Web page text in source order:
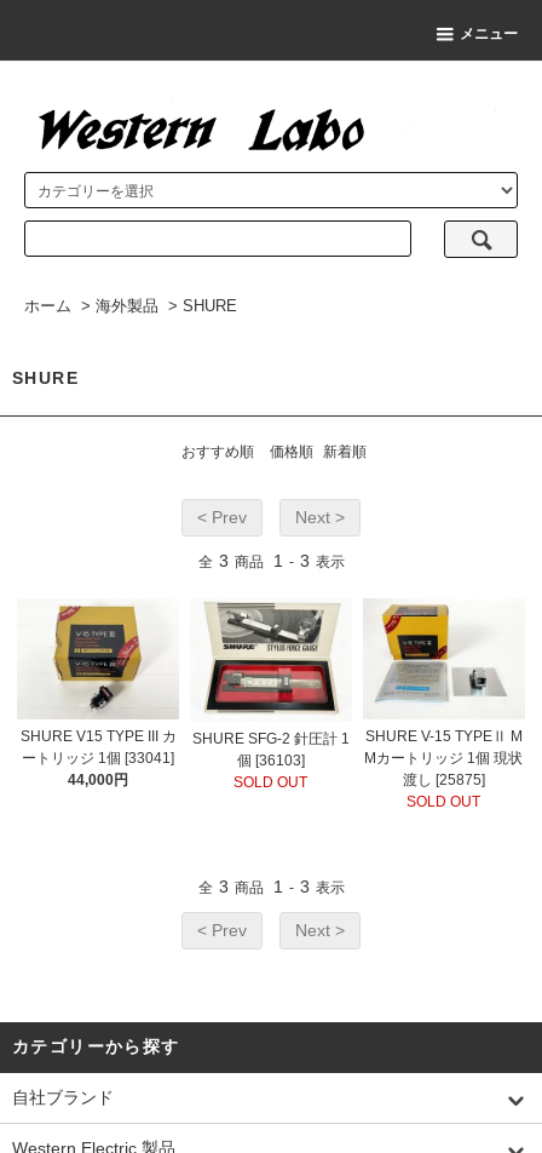
メニュー
ホーム > 海外製品 > SHURE
SHURE
おすすめ順 価格順 新着順
< Prev Next >
全 3 商品 1 - 3 表示
SHURE V15 TYPE III カ
ートリッジ 1個 [33041]
44,000円
SHURE SFG-2 針圧計 1
個 [36103]
SOLD OUT
SHURE V-15 TYPEⅡ M
Mカートリッジ 1個 現状
渡し [25875]
SOLD OUT
全 3 商品 1 - 3 表示
< Prev Next >
カテゴリーから探す
自社ブランド
Western Electric 製品